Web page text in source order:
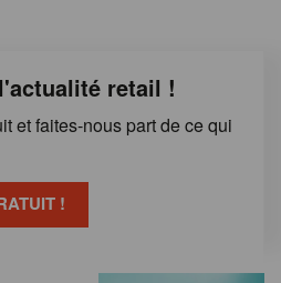
retail !
et faites-nous part de ce qui
!